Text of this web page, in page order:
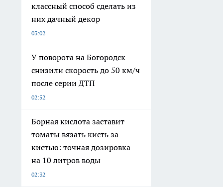
классный способ сделать из
них дачный декор
03:02
У поворота на Богородск
снизили скорость до 50 км/ч
после серии ДТП
02:52
Борная кислота заставит
томаты вязать кисть за
кистью: точная дозировка
на 10 литров воды
02:32